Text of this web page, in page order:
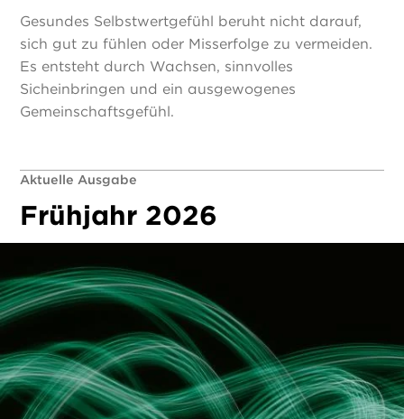
Gesundes Selbstwertgefühl beruht nicht darauf,
sich gut zu fühlen oder Misserfolge zu vermeiden.
Es entsteht durch Wachsen, sinnvolles
Sicheinbringen und ein ausgewogenes
Gemeinschaftsgefühl.
Aktuelle Ausgabe
Frühjahr 2026